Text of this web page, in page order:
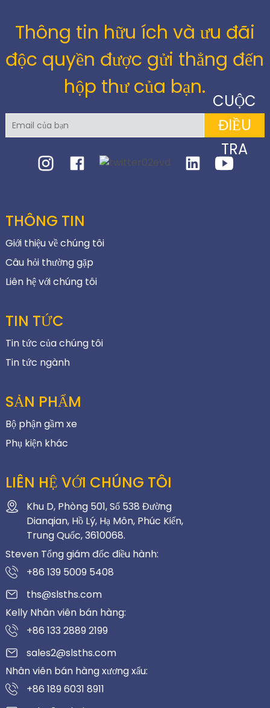
Thông tin hữu ích và ưu đãi
độc quyền được gửi thẳng đến
hộp thư của bạn.
CUỘC
ĐIỀU
TRA
THÔNG TIN
Giới thiệu về chúng tôi
Câu hỏi thường gặp
Liên hệ với chúng tôi
TIN TỨC
Tin tức của chúng tôi
Tin tức ngành
SẢN PHẨM
Bộ phận gầm xe
Phụ kiện khác
LIÊN HỆ VỚI CHÚNG TÔI
Khu D, Phòng 501, Số 538 Đường
Dianqian, Hồ Lý, Hạ Môn, Phúc Kiến,
Trung Quốc, 3610068.
Steven Tổng giám đốc điều hành:
+86 139 5009 5408
ths@slsths.com
Kelly Nhân viên bán hàng:
+86 133 2889 2199
sales2@slsths.com
Nhân viên bán hàng xương xẩu:
+86 189 6031 8911